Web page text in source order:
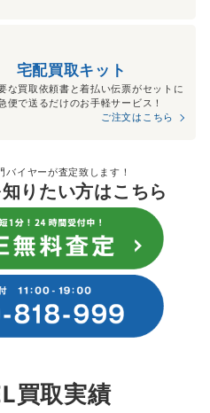
宅配買取キット
な買取依頼書と着払い伝票がセットに
便で送るだけのお手軽サービス！
ご注文はこちら
イヤーが査定致します！
りたい方はこちら
買取実績